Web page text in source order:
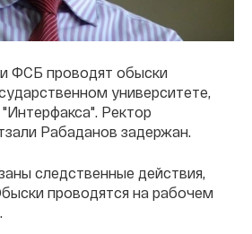
ФСБ проводят обыски
университете,
Ректор
Рабаданов задержан.
следственные действия,
проводятся на рабочем